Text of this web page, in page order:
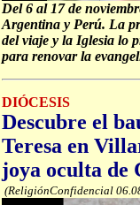
Del 6 al 17 de
Argentina y Perú. La
del viaje y la Iglesia lo
para renovar la
DIÓCESIS
Descubre el
Teresa en
joya oculta de
(ReligiónConfidencial